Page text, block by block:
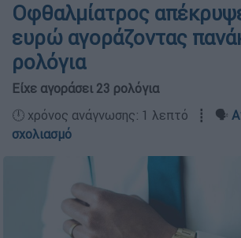
Οφθαλμίατρος
ευρώ αγοράζοντας
ρολόγια
Είχε αγοράσει 23 ρολόγια
🕛 χρόνος ανάγνωσης: 1 λεπτό ┋ 🗣️
σχολιασμό